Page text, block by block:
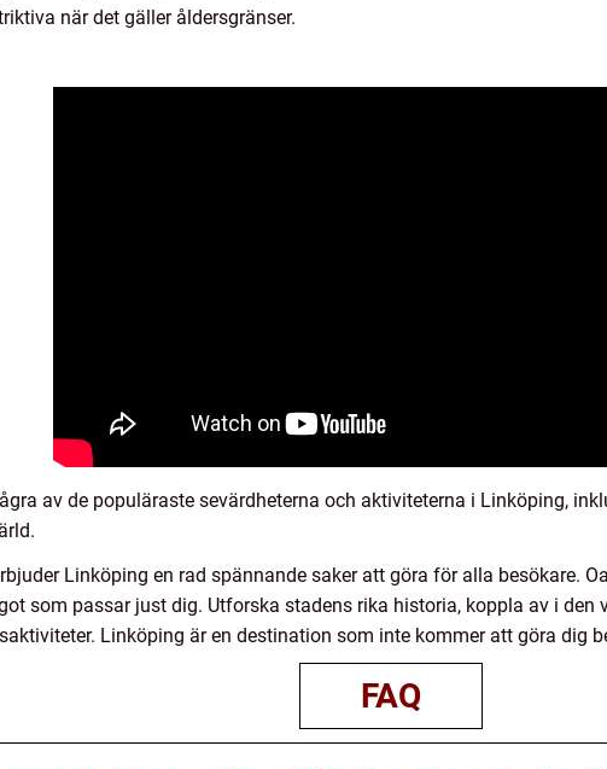
när det gäller åldersgränser.
av de populäraste sevärdheterna och aktiviteterna i Linköping,
Linköping en rad spännande saker att göra för alla besökare.
som passar just dig. Utforska stadens rika historia, koppla av i den
Linköping är en destination som inte kommer att göra dig
FAQ